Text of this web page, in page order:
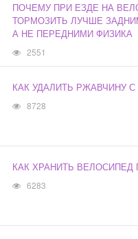
ПОЧЕМУ ПРИ ЕЗДЕ НА
ТОРМОЗИТЬ ЛУЧШЕ
А НЕ ПЕРЕДНИМИ ФИЗИКА
2551
КАК УДАЛИТЬ РЖАВЧИНУ
8728
КАК ХРАНИТЬ ВЕЛОСИПЕД
6283